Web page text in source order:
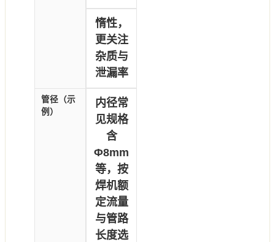
惰性，
更关注
杂质与
泄漏率
管径（示
例）
内径常
见规格
含
Φ8mm
等，按
焊机额
定流量
与管路
长度选